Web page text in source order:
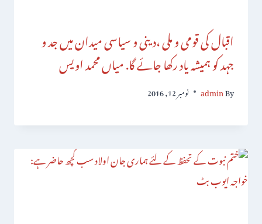
اقبال کی قومی و ملی ،دینی و سیاسی میدان میں جد و
جہد کو ہمیشہ یاد رکھا جائے گا. میاں محمد اویس
By
admin نومبر 12, 2016